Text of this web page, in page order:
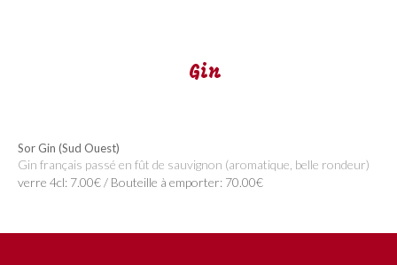
Gin
Sor Gin (Sud Ouest)
Gin français passé en fût de sauvignon (aromatique, belle rondeur)
verre 4cl: 7.00€ / Bouteille à emporter: 70.00€